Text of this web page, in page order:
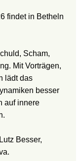
findet in Betheln
Scham,
Mit Vorträgen,
lädt das
besser
auf innere
Besser,